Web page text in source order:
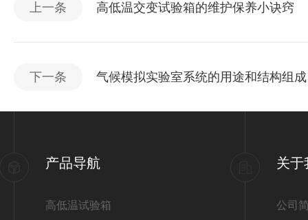
上一条 高低温交变试验箱的维护保养小诀窍
下一条 气候模拟实验室系统的用途和结构组成
产品导航
高低温试验箱
关于
公司